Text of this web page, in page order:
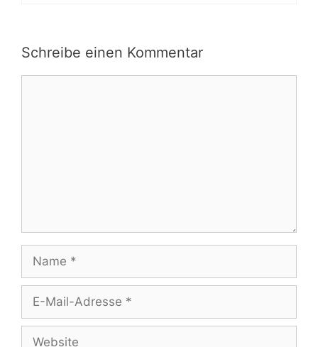
Schreibe einen Kommentar
Mail-
Adresse